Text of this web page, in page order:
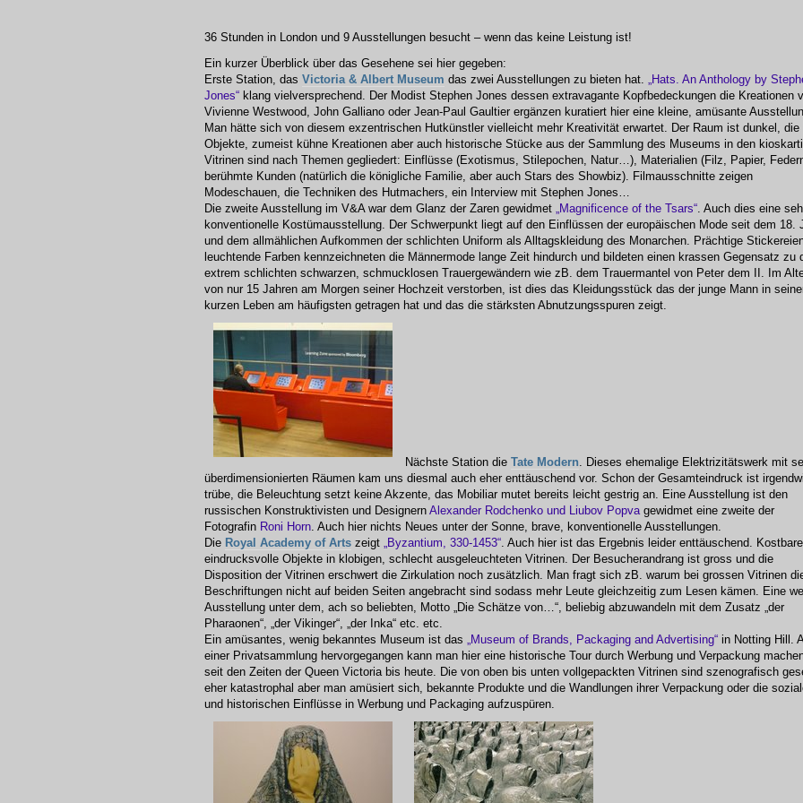
36 Stunden in London und 9 Ausstellungen besucht – wenn das keine Leistung ist!
Ein kurzer Überblick über das Gesehene sei hier gegeben:
Erste Station, das Victoria & Albert Museum das zwei Ausstellungen zu bieten hat. „Hats. An Anthology by
Jones“ klang vielversprechend. Der Modist Stephen Jones dessen extravagante Kopfbedeckungen die Kreationen
Vivienne Westwood, John Galliano oder Jean-Paul Gaultier ergänzen kuratiert hier eine kleine, amüsante
Man hätte sich von diesem exzentrischen Hutkünstler vielleicht mehr Kreativität erwartet. Der Raum ist dunkel, die
Objekte, zumeist kühne Kreationen aber auch historische Stücke aus der Sammlung des Museums in den
Vitrinen sind nach Themen gegliedert: Einflüsse (Exotismus, Stilepochen, Natur…), Materialien (Filz, Papier,
berühmte Kunden (natürlich die königliche Familie, aber auch Stars des Showbiz). Filmausschnitte zeigen
Modeschauen, die Techniken des Hutmachers, ein Interview mit Stephen Jones…
Die zweite Ausstellung im V&A war dem Glanz der Zaren gewidmet „Magnificence of the Tsars“. Auch dies eine
konventionelle Kostümausstellung. Der Schwerpunkt liegt auf den Einflüssen der europäischen Mode seit dem 18.
und dem allmählichen Aufkommen der schlichten Uniform als Alltagskleidung des Monarchen. Prächtige
leuchtende Farben kennzeichneten die Männermode lange Zeit hindurch und bildeten einen krassen Gegensatz zu
extrem schlichten schwarzen, schmucklosen Trauergewändern wie zB. dem Trauermantel von Peter dem II. Im
von nur 15 Jahren am Morgen seiner Hochzeit verstorben, ist dies das Kleidungsstück das der junge Mann in
kurzen Leben am häufigsten getragen hat und das die stärksten Abnutzungsspuren zeigt.
Nächste Station die Tate Modern. Dieses ehemalige Elektrizitätswerk mit
überdimensionierten Räumen kam uns diesmal auch eher enttäuschend vor. Schon der Gesamteindruck ist
trübe, die Beleuchtung setzt keine Akzente, das Mobiliar mutet bereits leicht gestrig an. Eine Ausstellung ist den
russischen Konstruktivisten und Designern Alexander Rodchenko und Liubov Popvagewidmet eine zweite der
Fotografin Roni Horn. Auch hier nichts Neues unter der Sonne, brave, konventionelle Ausstellungen.
Die Royal Academy of Arts zeigt „Byzantium, 330-1453“. Auch hier ist das Ergebnis leider enttäuschend.
eindrucksvolle Objekte in klobigen, schlecht ausgeleuchteten Vitrinen. Der Besucherandrang ist gross und die
Disposition der Vitrinen erschwert die Zirkulation noch zusätzlich. Man fragt sich zB. warum bei grossen Vitrinen
Beschriftungen nicht auf beiden Seiten angebracht sind sodass mehr Leute gleichzeitig zum Lesen kämen. Eine
Ausstellung unter dem, ach so beliebten, Motto „Die Schätze von…“, beliebig abzuwandeln mit dem Zusatz „der
Pharaonen“, „der Vikinger“, „der Inka“ etc. etc.
Ein amüsantes, wenig bekanntes Museum ist das „Museum of Brands, Packaging and Advertising“ in Notting Hill.
einer Privatsammlung hervorgegangen kann man hier eine historische Tour durch Werbung und Verpackung
seit den Zeiten der Queen Victoria bis heute. Die von oben bis unten vollgepackten Vitrinen sind szenografisch
eher katastrophal aber man amüsiert sich, bekannte Produkte und die Wandlungen ihrer Verpackung oder die
und historischen Einflüsse in Werbung und Packaging aufzuspüren.